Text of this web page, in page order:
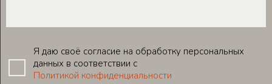
Я даю своё согласие на обработку персональных
данных в соответствии с
Политикой конфиденциальности